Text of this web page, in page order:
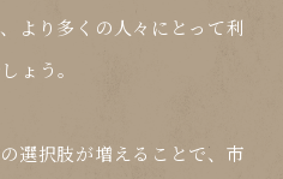
より多くの人々にとって利
ょう。
選択肢が増えることで、市